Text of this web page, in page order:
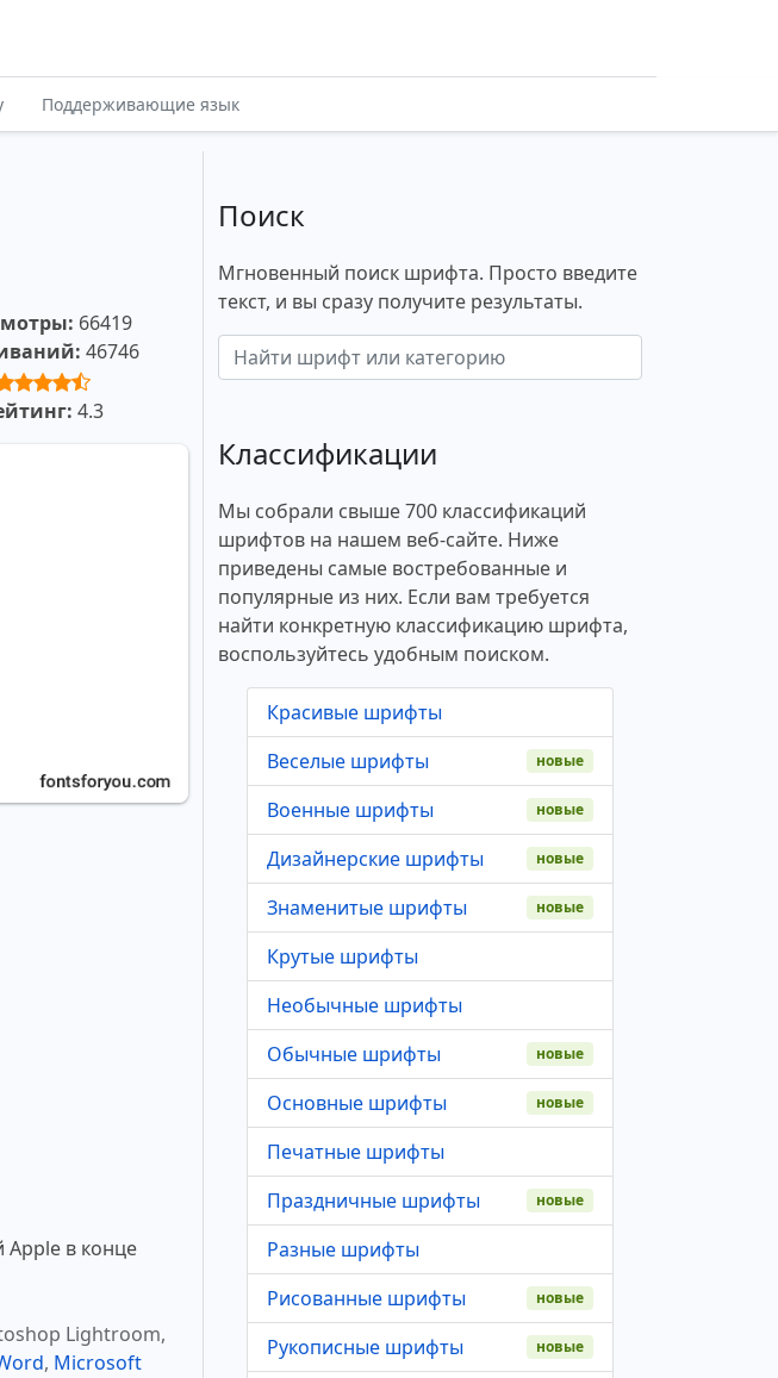
Поддерживающие язык
66419
46746
4.3
в конце
Lightroom,
, Microsoft
Поиск
Мгновенный поиск шрифта. Просто введите
текст, и вы сразу получите результаты.
Классификации
Мы собрали свыше 700 классификаций
шрифтов на нашем веб-сайте. Ниже
приведены самые востребованные и
популярные из них. Если вам требуется
найти конкретную классификацию шрифта,
воспользуйтесь удобным поиском.
Красивые шрифты
Веселые шрифты
новые
Военные шрифты новые
Дизайнерские шрифты новые
Знаменитые шрифты новые
Крутые шрифты
Необычные шрифты
Обычные шрифты
новые
Основные шрифты новые
Печатные шрифты
Праздничные шрифты
новые
Разные шрифты
Рисованные шрифты
новые
Рукописные шрифты новые